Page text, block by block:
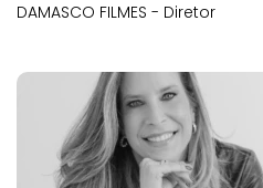
DAMASCO FILMES - Diretor